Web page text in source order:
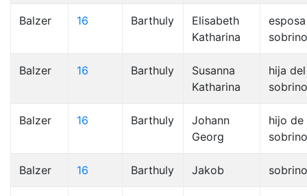
Balzer 16 Barthuly
Elisabeth
Katharina
sobrino
Balzer 16 Barthuly
Susanna
Katharina
hija del
Balzer 16 Barthuly
Johann
Georg
hijo de
Balzer 16 Barthuly Jakob sobrino